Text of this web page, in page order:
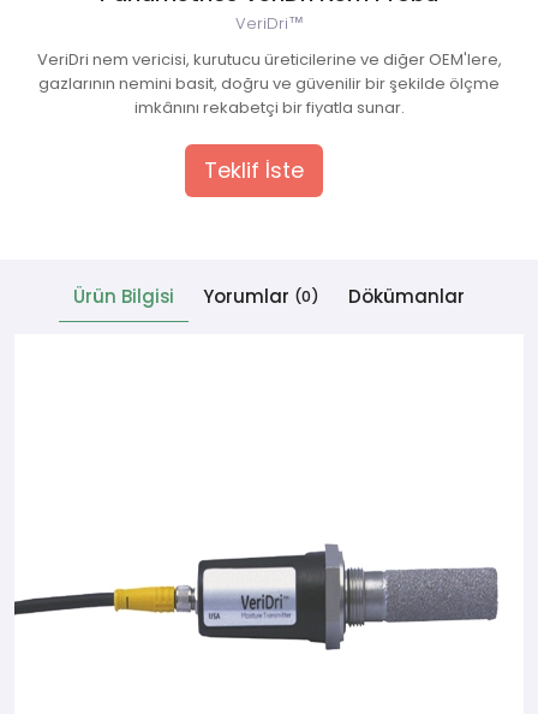
VeriDri™
VeriDri nem vericisi, kurutucu üreticilerine ve diğer OEM'lere,
gazlarının nemini basit, doğru ve güvenilir bir şekilde ölçme
imkânını rekabetçi bir fiyatla sunar.
Teklif İste
Ürün Bilgisi Yorumlar (0) Dökümanlar